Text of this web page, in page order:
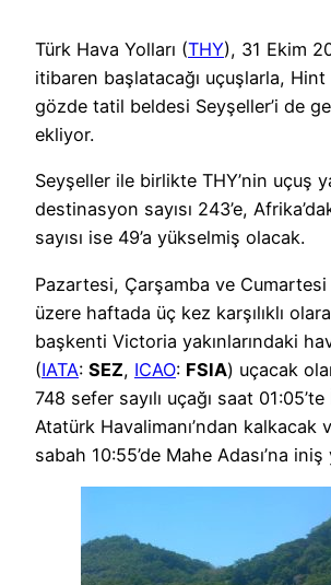
Türk Hava Yolları (THY), 31 Ekim
itibaren başlatacağı uçuşlarla, Hint
gözde tatil beldesi Seyşeller’i de
ekliyor.
Seyşeller ile birlikte THY’nin uçuş
destinasyon sayısı 243’e,
sayısı ise 49’a yükselmiş olacak.
Pazartesi, Çarşamba ve
üzere haftada üç kez karşılıklı
başkenti Victoria yakınlarındaki
(IATA: SEZ, ICAO: FSIA) uçacak
748 sefer sayılı uçağı saat
Atatürk Havalimanı’ndan kalkacak
sabah 10:55’de Mahe Adası’na